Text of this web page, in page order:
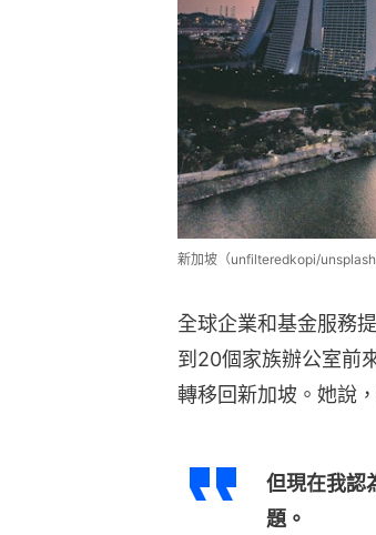
新加坡（unfilteredkopi/unsplash
全球企業和基金服務
到20個家族辦公室前
轉移回新加坡。她說
但現在我認
題。